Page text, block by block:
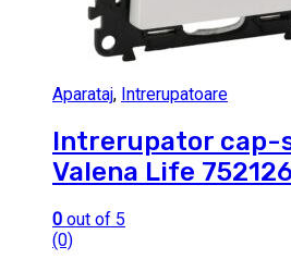
Aparataj, Intrerupatoare
Intrerupator cap-
Valena Life
0 out of 5
(0)